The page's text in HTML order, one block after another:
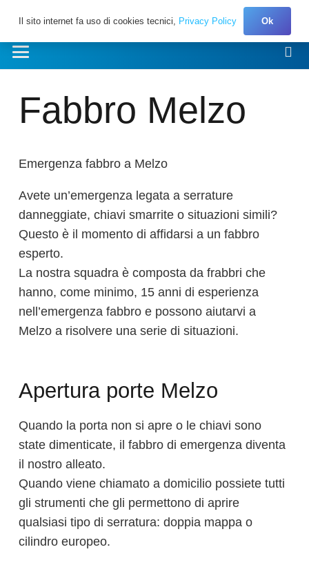
Fabbro Melzo
Emergenza fabbro a Melzo
Avete un’emergenza legata a serrature
danneggiate, chiavi smarrite o situazioni simili?
Questo è il momento di affidarsi a un fabbro
esperto.
La nostra squadra è composta da frabbri che
hanno, come minimo, 15 anni di esperienza
nell’emergenza fabbro e possono aiutarvi a
Melzo a risolvere una serie di situazioni.
Apertura porte Melzo
Quando la porta non si apre o le chiavi sono
state dimenticate, il fabbro di emergenza diventa
il nostro alleato.
Quando viene chiamato a domicilio possiete tutti
gli strumenti che gli permettono di aprire
qualsiasi tipo di serratura: doppia mappa o
cilindro europeo.
Il sito internet fa uso di cookies tecnici, Privacy Policy Ok